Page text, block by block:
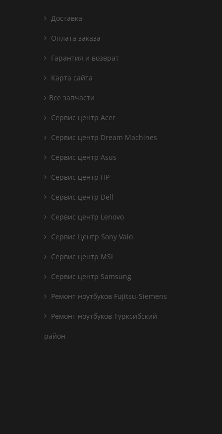
Доставка
Оплата заказа
Гарантия и возврат
Карта сайта
Все запчасти
Сервис центр Acer
Сервис центр Dream Machines
Сервис центр Asus
Сервис центр HP
Сервис центр Dell
Сервис центр Lenovo
Сервис Центр Sony Vaio
Сервис центр MSI
Сервис центр Samsung
Ремонт ноутбуков Fujitsu-Siemens
Ремонт ноутбуков Турксибский
район